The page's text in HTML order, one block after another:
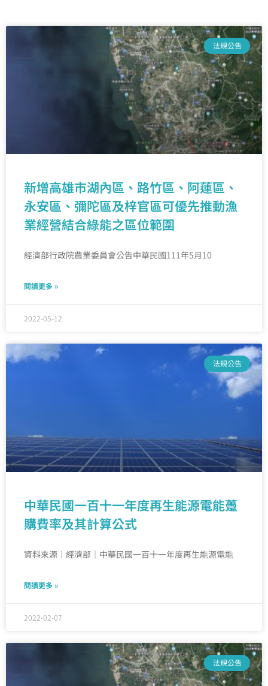
法規公告
新增高雄市湖內區、路竹區、阿蓮區、
永安區、彌陀區及梓官區可優先推動漁
業經營結合綠能之區位範圍
經濟部行政院農業委員會公告中華民國111年5月10
閱讀更多 »
2022-05-12
法規公告
中華民國一百十一年度再生能源電能躉
購費率及其計算公式
資料來源｜經濟部｜中華民國一百十一年度再生能源電能
閱讀更多 »
2022-02-07
法規公告